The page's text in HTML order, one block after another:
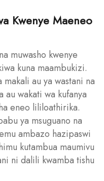
Kwenye Maeneo
muwasho kwenye
kuna maambukizi.
au ya wastani na
au wakati wa kufanya
eneo lililoathirika.
ya msuguano na
ambazo hazipaswi
kutambua maumivu
ni dalili kwamba tishu